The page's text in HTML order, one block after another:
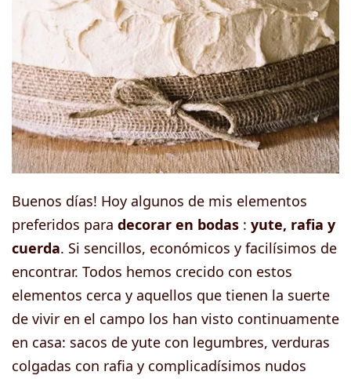
Buenos días! Hoy algunos de mis elementos
preferidos para decorar en bodas : yute, rafia y
cuerda. Si sencillos, económicos y facilísimos de
encontrar. Todos hemos crecido con estos
elementos cerca y aquellos que tienen la suerte
de vivir en el campo los han visto continuamente
en casa: sacos de yute con legumbres, verduras
colgadas con rafia y complicadísimos nudos